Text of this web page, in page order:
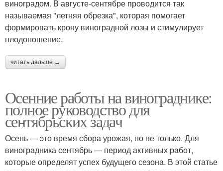
виноградом. В августе-сентябре проводится так
называемая "летняя обрезка", которая помогает
формировать крону виноградной лозы и стимулирует
плодоношение.
читать дальше →
Осенние работы на винограднике:
полное руководство для
сентябрьских задач
Осень — это время сбора урожая, но не только. Для
виноградника сентябрь — период активных работ,
которые определят успех будущего сезона. В этой статье